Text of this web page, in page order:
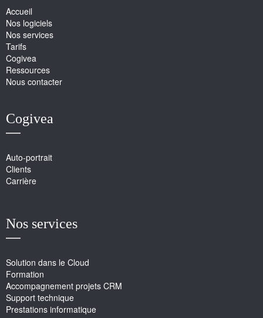
Accueil
Nos logiciels
Nos services
Tarifs
Cogivea
Ressources
Nous contacter
Cogivea
Auto-portrait
Clients
Carrière
Nos services
Solution dans le Cloud
Formation
Accompagnement projets CRM
Support technique
Prestations informatique